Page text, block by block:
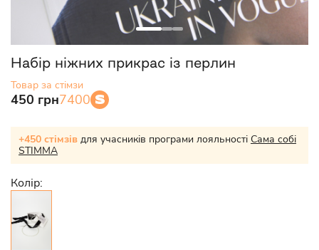
Набір ніжних прикрас із перлин
Товар за стімзи
450 грн7400
+450 стімзів для учасників програми лояльності Сама собі
STIMMA
Колір: